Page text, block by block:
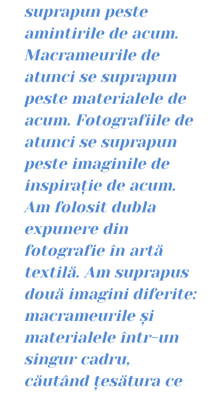
suprapun peste
amintirile de acum.
Macrameurile de
atunci se suprapun
peste materialele de
acum. Fotografiile de
atunci se suprapun
peste imaginile de
inspirație de acum.
Am folosit dubla
expunere din
fotografie în artă
textilă. Am suprapus
două imagini diferite:
macrameurile și
materialele într-un
singur cadru,
căutând țesătura ce